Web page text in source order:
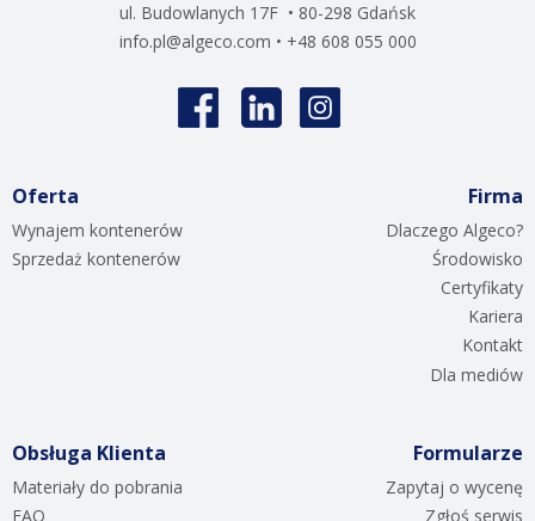
ul. Budowlanych 17F • 80-298 Gdańsk
info.pl@algeco.com • +48 608 055 000
Oferta
Wynajem kontenerów
Sprzedaż kontenerów
Firma
Dlaczego Algeco?
Środowisko
Certyfikaty
Kariera
Kontakt
Dla mediów
Obsługa Klienta
Materiały do pobrania
FAQ
Formularze
Zapytaj o wycenę
Zgłoś serwis